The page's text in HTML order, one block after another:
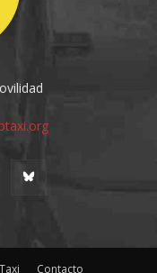
Contacto